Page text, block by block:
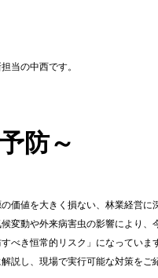
当の中西です。
防～
価値を大きく損ない、林業経営に
変動や外来病害虫の影響により、
べき恒常的リスク」になっていま
説し、現場で実行可能な対策をご